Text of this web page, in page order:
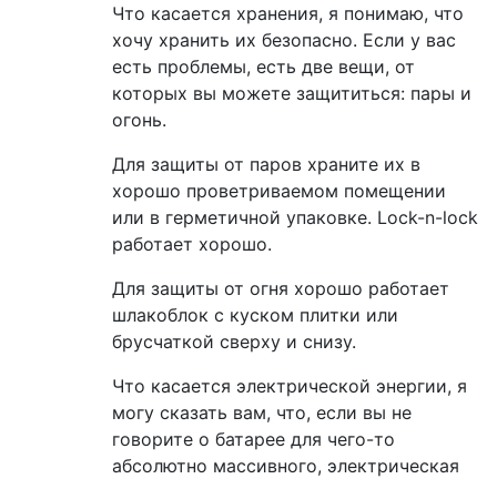
Что касается хранения, я понимаю, что
хочу хранить их безопасно. Если у вас
есть проблемы, есть две вещи, от
которых вы можете защититься: пары и
огонь.
Для защиты от паров храните их в
хорошо проветриваемом помещении
или в герметичной упаковке. Lock-n-lock
работает хорошо.
Для защиты от огня хорошо работает
шлакоблок с куском плитки или
брусчаткой сверху и снизу.
Что касается электрической энергии, я
могу сказать вам, что, если вы не
говорите о батарее для чего-то
абсолютно массивного, электрическая